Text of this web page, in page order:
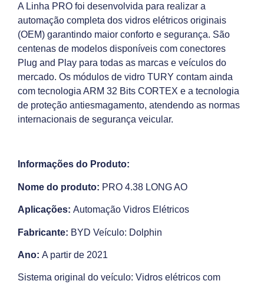
A Linha PRO foi desenvolvida para realizar a
automação completa dos vidros elétricos originais
(OEM) garantindo maior conforto e segurança. São
centenas de modelos disponíveis com conectores
Plug and Play para todas as marcas e veículos do
mercado. Os módulos de vidro TURY contam ainda
com tecnologia ARM 32 Bits CORTEX e a tecnologia
de proteção antiesmagamento, atendendo as normas
internacionais de segurança veicular.
Informações do Produto:
Nome do produto: PRO 4.38 LONG AO
Aplicações: Automação Vidros Elétricos
Fabricante: BYD Veículo: Dolphin
Ano: A partir de 2021
Sistema original do veículo: Vidros elétricos com